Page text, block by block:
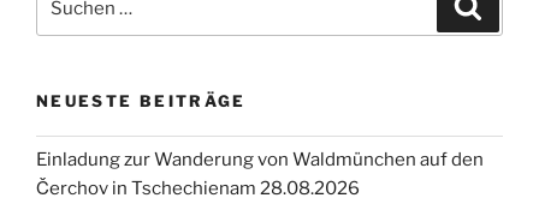
Cottbus
den
Spreewald,
19.
–
nach:
NEUESTE BEITRÄGE
Einladung zur Wanderung von Waldmünchen auf den
Čerchov in Tschechienam 28.08.2026